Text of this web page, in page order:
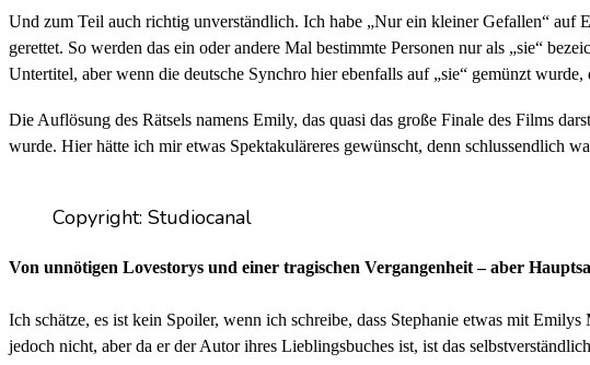
Und zum Teil auch richtig unverständlich. Ich habe „Nur ein kleiner Gefallen“ auf
gerettet. So werden das ein oder andere Mal bestimmte Personen nur als „sie“
Untertitel, aber wenn die deutsche Synchro hier ebenfalls auf „sie“ gemünzt
Die Auflösung des Rätsels namens Emily, das quasi das große Finale des Films
wurde. Hier hätte ich mir etwas Spektakuläreres gewünscht, denn schlussendlich
Copyright: Studiocanal
Von unnötigen Lovestorys und einer tragischen Vergangenheit – aber
Ich schätze, es ist kein Spoiler, wenn ich schreibe, dass Stephanie etwas mit
jedoch nicht, aber da er der Autor ihres Lieblingsbuches ist, ist das